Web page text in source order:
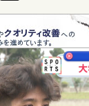
h
r
e
a
d